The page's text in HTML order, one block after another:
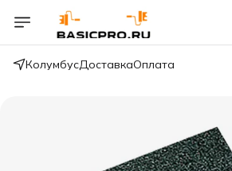
КолумбусДоставкаОплата